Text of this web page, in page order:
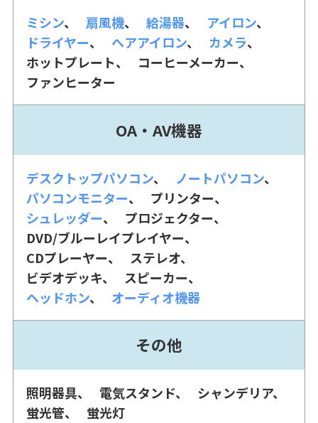
ミシン 扇風機 給湯器
アイロン
ドライヤー
ヘアアイロン
カメラ
ホットプレート
コーヒーメーカー
ファンヒーター
OA・AV機器
デスクトップパソコン
ノートパソコン
パソコンモニター
プリンター
シュレッダー
プロジェクター
DVD/ブルーレイプレイヤー
CDプレーヤー
ステレオ
ビデオデッキ
スピーカー
ヘッドホン
オーディオ機器
その他
照明器具 電気スタンド
シャンデリア
蛍光管
蛍光灯